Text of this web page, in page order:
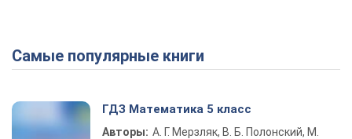
Самые популярные книги
ГДЗ Математика 5 класс
Авторы: А. Г. Мерзляк, В. Б. Полонский, М.